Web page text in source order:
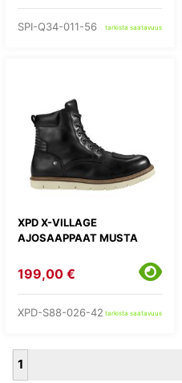
SPI-Q34-011-56 tarkista saatavuus
XPD X-VILLAGE
AJOSAAPPAAT MUSTA
199,00 €
XPD-S88-026-42 tarkista saatavuus
1